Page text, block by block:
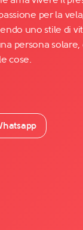
per la
uno stile di
persona
cose.